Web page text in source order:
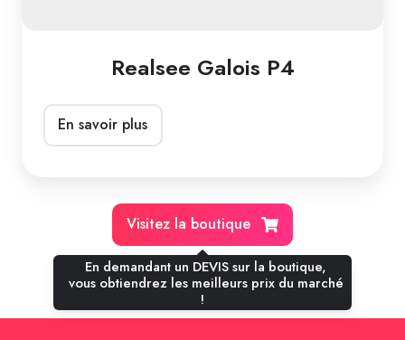
Realsee Galois P4
En savoir plus
Visitez la boutique
En demandant un DEVIS sur la boutique,
vous obtiendrez les meilleurs prix du marché
!